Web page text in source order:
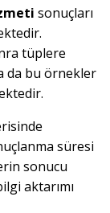
sonuçları
tüplere
da bu örnekler
süresi
sonucu
aktarımı